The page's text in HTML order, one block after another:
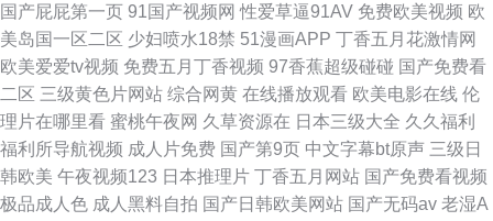
国产屁屁第一页 91国产视频网 性爱草逼91AV 免费欧美视频 欧
美岛国一区二区 少妇喷水18禁 51漫画APP 丁香五月花激情网
欧美爱爱tv视频 免费五月丁香视频 97香蕉超级碰碰 国产免费看
二区 三级黄色片网站 综合网黄 在线播放观看 欧美电影在线 伦
理片在哪里看 蜜桃午夜网 久草资源在 日本三级大全 久久福利
福利所导航视频 成人片免费 国产第9页 中文字幕bt原声 三级日
韩欧美 午夜视频123 日本推理片 丁香五月网站 国产免费看视频
极品成人色 成人黑料自拍 国产日韩欧美网站 国产无码av 老湿A